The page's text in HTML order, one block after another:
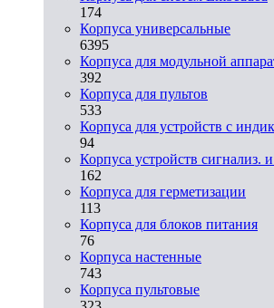
174
Корпуса универсальные
6395
Корпуса для модульной
392
Корпуса для пультов
533
Корпуса для устройств с
94
Корпуса устройств сигнализ.
162
Корпуса для герметизации
113
Корпуса для блоков питания
76
Корпуса настенные
743
Корпуса пультовые